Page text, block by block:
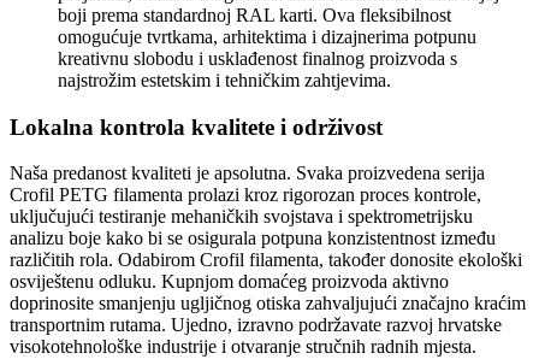
boji prema standardnoj RAL karti. Ova fleksibilnost
omogućuje tvrtkama, arhitektima i dizajnerima potpunu
kreativnu slobodu i usklađenost finalnog proizvoda s
najstrožim estetskim i tehničkim zahtjevima.
Lokalna kontrola kvalitete i održivost
Naša predanost kvaliteti je apsolutna. Svaka proizvedena serija
Crofil PETG filamenta prolazi kroz rigorozan proces kontrole,
uključujući testiranje mehaničkih svojstava i spektrometrijsku
analizu boje kako bi se osigurala potpuna konzistentnost između
različitih rola. Odabirom Crofil filamenta, također donosite ekološki
osviještenu odluku. Kupnjom domaćeg proizvoda aktivno
doprinosite smanjenju ugljičnog otiska zahvaljujući značajno kraćim
transportnim rutama. Ujedno, izravno podržavate razvoj hrvatske
visokotehnološke industrije i otvaranje stručnih radnih mjesta.